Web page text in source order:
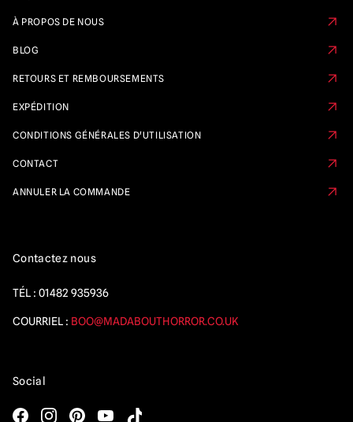
À PROPOS DE NOUS
BLOG
RETOURS ET REMBOURSEMENTS
EXPÉDITION
CONDITIONS GÉNÉRALES D'UTILISATION
CONTACT
ANNULER LA COMMANDE
Contactez nous
TÉL : 01482 935936
COURRIEL : BOO@MADABOUTHORROR.CO.UK
Social